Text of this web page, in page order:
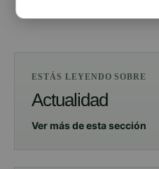
ESTÁS LEYENDO SOBRE
Actualidad
Ver más de esta sección